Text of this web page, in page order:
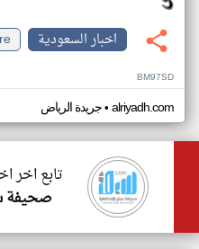
اخبار السعودية
BM97SD
جريدة الرياض• alriyadh.com
تابع اخر
صحيفة